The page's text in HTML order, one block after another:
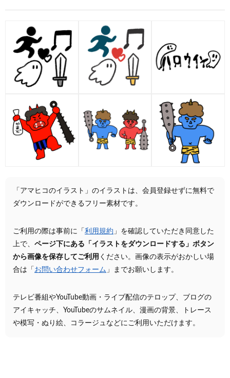
「アマヒコのイラスト」のイラストは、会員登録せずに無料で
ダウンロードができるフリー素材です。
ご利用の際は事前に「 利用規約 」を確認していただき同意した
上で、 ページ下にある「イラストをダウンロードする」ボタン
から画像を保存してご利用 ください。画像の表示がおかしい場
合は「 お問い合わせフォーム 」までお願いします。
テレビ番組やYouTube動画・ライブ配信のテロップ、ブログの
アイキャッチ、YouTubeのサムネイル、漫画の背景、トレース
や模写・ぬり絵、コラージュなどにご利用いただけます。